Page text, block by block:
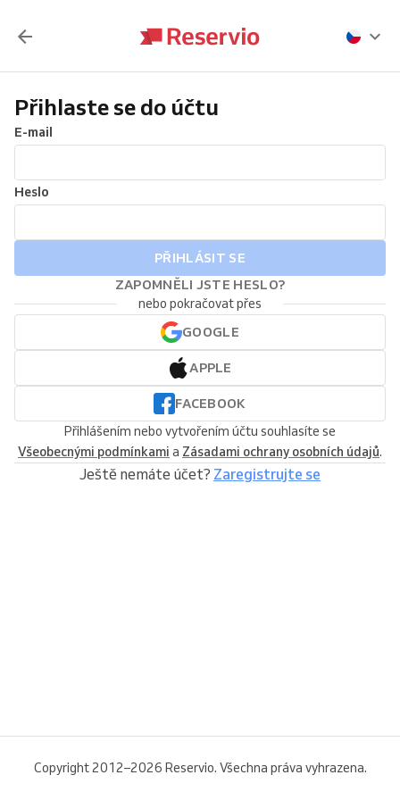
Přihlaste se do účtu
E-mail
Heslo
PŘIHLÁSIT SE
ZAPOMNĚLI JSTE HESLO?
nebo pokračovat přes
GOOGLE
APPLE
FACEBOOK
Přihlášením nebo vytvořením účtu souhlasíte se
Všeobecnými podmínkami a Zásadami ochrany osobních údajů.
Ještě nemáte účet? Zaregistrujte se
Copyright 2012–2026 Reservio. Všechna práva vyhrazena.